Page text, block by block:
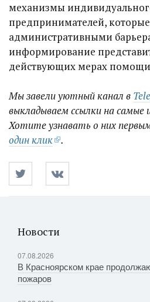
механизмы
предпринимателей, которые
административными
информирование
действующих мерах
Мы завели уютный канал в
выкладываем ссылки на самые
Хотите узнавать о них
один клик
.
Новости
07.08.2026
В Красноярском крае
пожаров